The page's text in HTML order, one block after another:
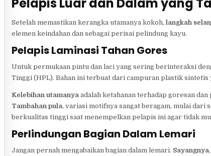
Pelapis Luar dan Dalam yang
Setelah memastikan kerangka utamanya kokoh, langkah
elemen keindahan dan sebagai perisai pelindung kayu.
Pelapis Laminasi Tahan Gores
Untuk permukaan pintu dan laci yang sering berinteraksi
Tinggi (HPL). Bahan ini terbuat dari campuran plastik sintetis
Kelebihan utamanya adalah ketahanan terhadap goresan
Tambahan pula, variasi motifnya sangat beragam, mulai dari
berkualitas tinggi saat menempelkan pelapis ini agar tidak
Perlindungan Bagian Dalam Lemari
Jangan pernah mengabaikan bagian dalam lemari. Sayangnya